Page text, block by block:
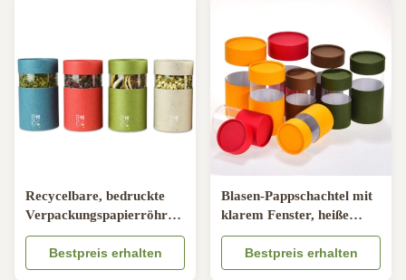
Recycelbare, bedruckte
Verpackungspapierröhren,
runde Papierdosen,
Röhren in Sondergröße
mit Fenster
Bestpreis erhalten
Blasen-Pappschachtel mit
klarem Fenster, heiße
stempelnde
Fenstergeschenkboxen
ODM
Bestpreis erhalten